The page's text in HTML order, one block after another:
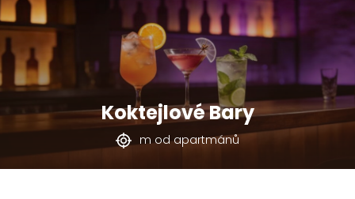
Koktejlové Bary
m od apartmánů